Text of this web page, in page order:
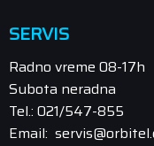
SERVIS
Radno vreme 08-17h
Subota neradna
Tel.: 021/547-855
Email: